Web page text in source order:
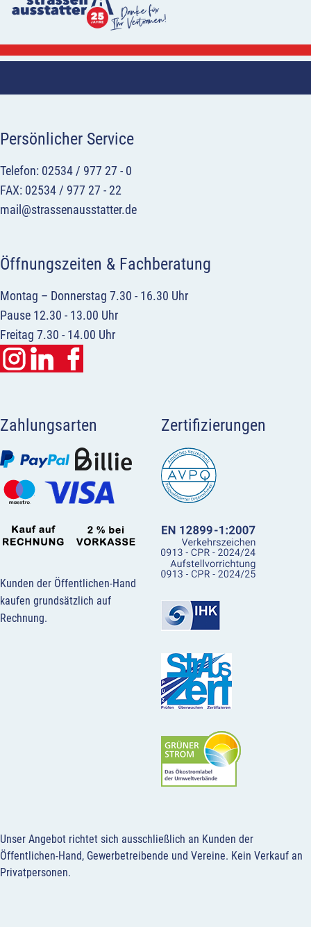
Persönlicher Service
Telefon: 02534 / 977 27 - 0
FAX: 02534 / 977 27 - 22
mail@strassenausstatter.de
Öffnungszeiten & Fachberatung
Montag – Donnerstag 7.30 - 16.30 Uhr
Pause 12.30 - 13.00 Uhr
Freitag 7.30 - 14.00 Uhr
Zahlungsarten
Kunden der Öffentlichen-Hand
kaufen grundsätzlich auf
Rechnung.
Zertifizierungen
Unser Angebot richtet sich ausschließlich an Kunden der
Öffentlichen-Hand, Gewerbetreibende und Vereine. Kein Verkauf an
Privatpersonen.